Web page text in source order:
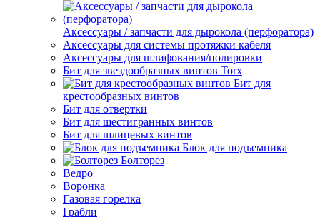
Аксессуары / запчасти для дырокола (перфоратора)
Аксессуары для системы протяжки кабеля
Аксессуары для шлифования/полировки
Бит для звездообразных винтов Torx
Бит для
крестообразных винтов
Бит для отвертки
Бит для шестигранных винтов
Бит для шлицевых винтов
Блок для подъемника
Болторез
Ведро
Воронка
Газовая горелка
Грабли